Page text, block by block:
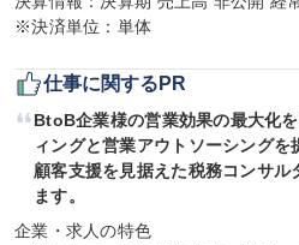
※決済単位：単体
仕事に関するPR
BtoB企業様の営業効果の最大化
ィングと営業アウトソーシング
顧客支援を見据えた税務コンサル
ます。
企業・求人の特色